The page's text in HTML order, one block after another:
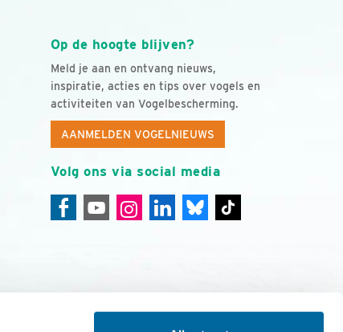
Op de hoogte blijven?
Meld je aan en ontvang nieuws,
inspiratie, acties en tips over vogels en
activiteiten van Vogelbescherming.
AANMELDEN VOGELNIEUWS
Volg ons via social media